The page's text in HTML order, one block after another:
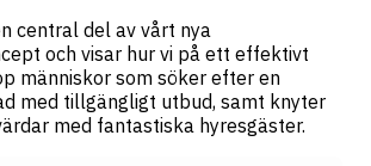
central del av vårt nya
och visar hur vi på ett effektivt
människor som söker efter en
med tillgängligt utbud, samt knyter
med fantastiska hyresgäster.